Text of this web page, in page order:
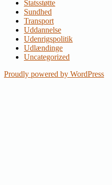
Statsstøtte
Sundhed
Transport
Uddannelse
Udenrigspolitik
Udlændinge
Uncategorized
Proudly powered by WordPress